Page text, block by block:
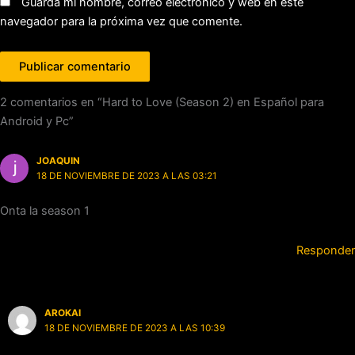
navegador para la próxima vez que comente.
2 comentarios en “Hard to Love (Season 2) en Español para
Android y Pc”
JOAQUIN
18 DE NOVIEMBRE DE 2023 A LAS 03:21
Onta la season 1
Responder
AROKAI
18 DE NOVIEMBRE DE 2023 A LAS 10:39